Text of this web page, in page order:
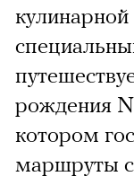
рождения
котором
маршруты